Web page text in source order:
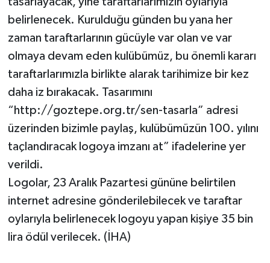
belirlenecek. Kurulduğu günden bu yana her
zaman taraftarlarının gücüyle var olan ve var
olmaya devam eden kulübümüz, bu önemli kararı
taraftarlarımızla birlikte alarak tarihimize bir kez
daha iz bırakacak. Tasarımını
“http://goztepe.org.tr/sen-tasarla” adresi
üzerinden bizimle paylaş, kulübümüzün 100. yılını
taçlandıracak logoya imzanı at” ifadelerine yer
verildi.
Logolar, 23 Aralık Pazartesi gününe belirtilen
internet adresine gönderilebilecek ve taraftar
oylarıyla belirlenecek logoyu yapan kişiye 35 bin
lira ödül verilecek. (İHA)